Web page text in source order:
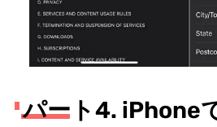
パート4. iPhone